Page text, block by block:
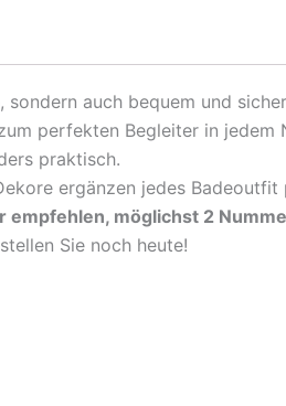
sondern auch bequem und
perfekten Begleiter in jedem
praktisch.
ergänzen jedes Badeoutfit
möglichst 2
Sie noch heute!